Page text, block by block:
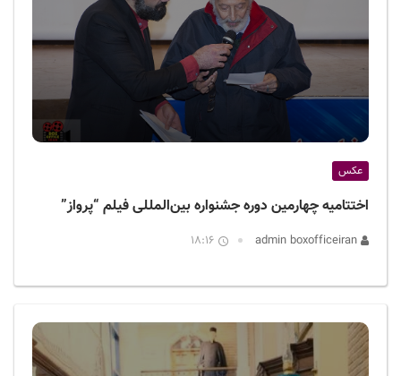
عکس
اختتامیه چهارمین دوره جشنواره بین‌المللی فیلم “پرواز”
18:16